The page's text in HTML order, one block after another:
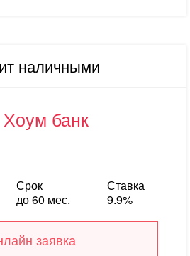
наличными
Хоум банк
Срок
до 60 мес.
Ставка
9.9%
заявка